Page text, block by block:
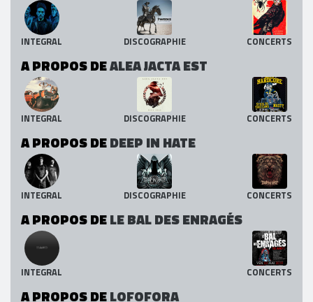
INTEGRAL DISCOGRAPHIE CONCERTS
A PROPOS DEALEA JACTA EST
INTEGRAL DISCOGRAPHIE CONCERTS
A PROPOS DEDEEP IN HATE
INTEGRAL DISCOGRAPHIE CONCERTS
A PROPOS DELE BAL DES ENRAGÉS
INTEGRAL CONCERTS
A PROPOS DELOFOFORA